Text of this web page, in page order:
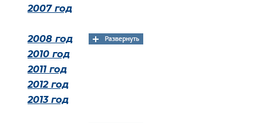
2007 год
2008 год
2010 год
2011 год
2012 год
2013 год